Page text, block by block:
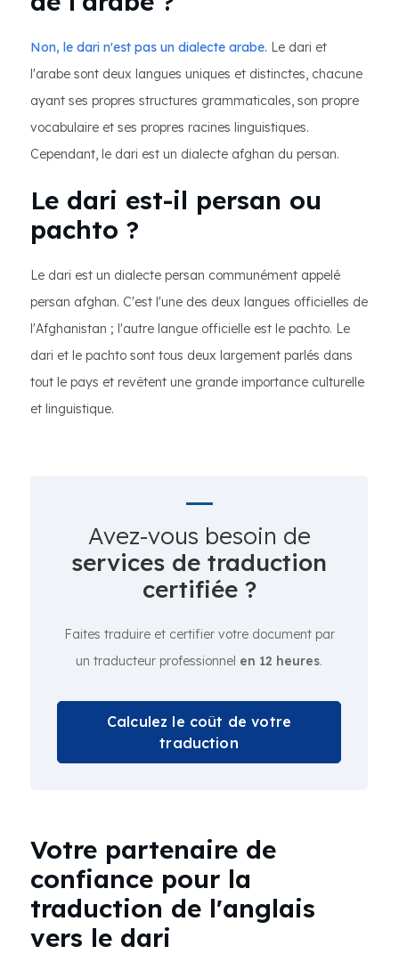
Non, le dari n'est pas un dialecte arabe. Le dari et
l'arabe sont deux langues uniques et distinctes, chacune
ayant ses propres structures grammaticales, son propre
vocabulaire et ses propres racines linguistiques.
Cependant, le dari est un dialecte afghan du persan.
Le dari est-il persan ou
pachto ?
Le dari est un dialecte persan communément appelé
persan afghan. C'est l'une des deux langues officielles de
l'Afghanistan ; l'autre langue officielle est le pachto. Le
dari et le pachto sont tous deux largement parlés dans
tout le pays et revêtent une grande importance culturelle
et linguistique.
Avez-vous besoin de
services de traduction
certifiée ?
Faites traduire et certifier votre document par
un traducteur professionnel en 12 heures.
Calculez le coût de votre
traduction
Votre partenaire de
confiance pour la
traduction de l'anglais
vers le dari